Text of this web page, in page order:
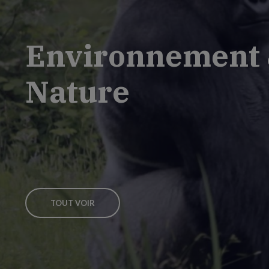
Environnement
Nature
TOUT VOIR